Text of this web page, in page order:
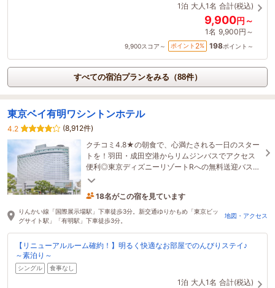
1泊 大人1名 合計(税込)
9,900円～
1名 9,900円～
9,900スコア～ ポイント 2% 198ポイント～
すべての宿泊プランをみる（88件）
東京ベイ有明ワシントンホテル
4.2
(8,912件)
クチコミ4.8★の朝食で、心満たされる一日のスター
トを！羽田・成田空港からリムジンバスでアクセス
便利◎東京ディズニーリゾートRへの無料送迎バスあ
り♪ビッグサイトやお台場もスグ！
たった今予約されました
りんかい線「国際展示場駅」下車徒歩3分。新交通ゆりかもめ「東京ビッ
グサイト駅」「有明駅」下車徒歩3分。
地図・アクセス
【リニューアルルーム確約！】明るく快適なお部屋でのんびりステイ♪
～素泊り～
シングル 食事なし
1泊 大人1名 合計(税込)